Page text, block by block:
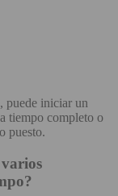
puede iniciar un
tiempo completo o
puesto.